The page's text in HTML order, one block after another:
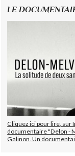
LE
Cliquez ici pour lire,
documentaire "Delon -
Galinon. Un